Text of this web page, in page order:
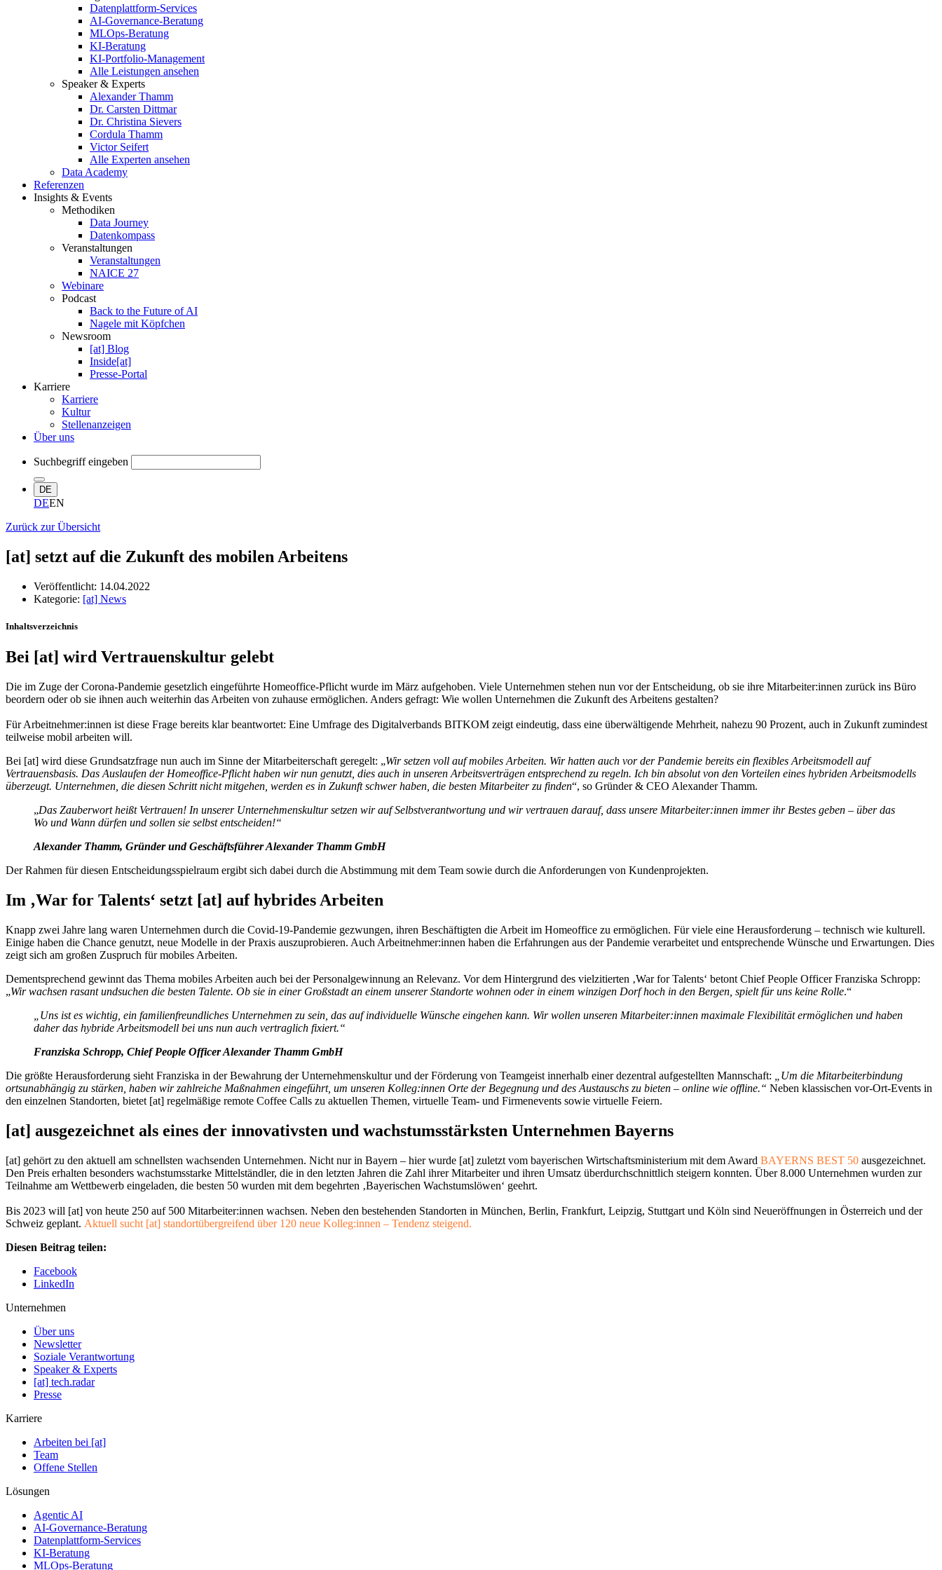
Datenplattform-Services
AI-Governance-Beratung
MLOps-Beratung
KI-Beratung
KI-Portfolio-Management
Alle Leistungen ansehen
Speaker & Experts
Alexander Thamm
Dr. Carsten Dittmar
Dr. Christina Sievers
Cordula Thamm
Victor Seifert
Alle Experten ansehen
Data Academy
Referenzen
Insights & Events
Methodiken
Data Journey
Datenkompass
Veranstaltungen
Veranstaltungen
NAICE 27
Webinare
Podcast
Back to the Future of AI
Nagele mit Köpfchen
Newsroom
[at] Blog
Inside[at]
Presse-Portal
Karriere
Karriere
Kultur
Stellenanzeigen
Über uns
Suchbegriff eingeben
DE
DEEN
Zurück zur Übersicht
[at] setzt auf die Zukunft des mobilen Arbeitens
Veröffentlicht: 14.04.2022
Kategorie: [at] News
Inhaltsverzeichnis
Bei [at] wird Vertrauenskultur gelebt
Die im Zuge der Corona-Pandemie gesetzlich eingeführte Homeoffice-Pflicht wurde im März aufgehoben. Viele Unternehmen stehen nun vor der Entscheidung, ob sie ihre Mitarbeiter:innen zurück ins Büro
beordern oder ob sie ihnen auch weiterhin das Arbeiten von zuhause ermöglichen. Anders gefragt: Wie wollen Unternehmen die Zukunft des Arbeitens gestalten?
Für Arbeitnehmer:innen ist diese Frage bereits klar beantwortet: Eine Umfrage des Digitalverbands BITKOM zeigt eindeutig, dass eine überwältigende Mehrheit, nahezu 90 Prozent, auch in Zukunft zumindest
teilweise mobil arbeiten will.
Bei [at] wird diese Grundsatzfrage nun auch im Sinne der Mitarbeiterschaft geregelt: „Wir setzen voll auf mobiles Arbeiten. Wir hatten auch vor der Pandemie bereits ein flexibles Arbeitsmodell auf
Vertrauensbasis. Das Auslaufen der Homeoffice-Pflicht haben wir nun genutzt, dies auch in unseren Arbeitsverträgen entsprechend zu regeln. Ich bin absolut von den Vorteilen eines hybriden Arbeitsmodells
überzeugt. Unternehmen, die diesen Schritt nicht mitgehen, werden es in Zukunft schwer haben, die besten Mitarbeiter zu finden“, so Gründer & CEO Alexander Thamm.
„Das Zauberwort heißt Vertrauen! In unserer Unternehmenskultur setzen wir auf Selbstverantwortung und wir vertrauen darauf, dass unsere Mitarbeiter:innen immer ihr Bestes geben – über das
Wo und Wann dürfen und sollen sie selbst entscheiden!“
Alexander Thamm, Gründer und Geschäftsführer Alexander Thamm GmbH
Der Rahmen für diesen Entscheidungsspielraum ergibt sich dabei durch die Abstimmung mit dem Team sowie durch die Anforderungen von Kundenprojekten.
Im ‚War for Talents‘ setzt [at] auf hybrides Arbeiten
Knapp zwei Jahre lang waren Unternehmen durch die Covid-19-Pandemie gezwungen, ihren Beschäftigten die Arbeit im Homeoffice zu ermöglichen. Für viele eine Herausforderung – technisch wie kulturell.
Einige haben die Chance genutzt, neue Modelle in der Praxis auszuprobieren. Auch Arbeitnehmer:innen haben die Erfahrungen aus der Pandemie verarbeitet und entsprechende Wünsche und Erwartungen. Dies
zeigt sich am großen Zuspruch für mobiles Arbeiten.
Dementsprechend gewinnt das Thema mobiles Arbeiten auch bei der Personalgewinnung an Relevanz. Vor dem Hintergrund des vielzitierten ‚War for Talents‘ betont Chief People Officer Franziska Schropp:
„Wir wachsen rasant undsuchen die besten Talente. Ob sie in einer Großstadt an einem unserer Standorte wohnen oder in einem winzigen Dorf hoch in den Bergen, spielt für uns keine Rolle.“
„Uns ist es wichtig, ein familienfreundliches Unternehmen zu sein, das auf individuelle Wünsche eingehen kann. Wir wollen unseren Mitarbeiter:innen maximale Flexibilität ermöglichen und haben
daher das hybride Arbeitsmodell bei uns nun auch vertraglich fixiert.“
Franziska Schropp, Chief People Officer Alexander Thamm GmbH
Die größte Herausforderung sieht Franziska in der Bewahrung der Unternehmenskultur und der Förderung von Teamgeist innerhalb einer dezentral aufgestellten Mannschaft:
„Um die Mitarbeiterbindung
ortsunabhängig zu stärken, haben wir zahlreiche Maßnahmen eingeführt, um unseren Kolleg:innen Orte der Begegnung und des Austauschs zu bieten – online wie offline.“ Neben klassischen vor-Ort-Events in
den einzelnen Standorten, bietet [at] regelmäßige remote Coffee Calls zu aktuellen Themen, virtuelle Team- und Firmenevents sowie virtuelle Feiern.
[at] ausgezeichnet als eines der innovativsten und wachstumsstärksten Unternehmen Bayerns
[at] gehört zu den aktuell am schnellsten wachsenden Unternehmen. Nicht nur in Bayern – hier wurde [at] zuletzt vom bayerischen Wirtschaftsministerium mit dem Award BAYERNS BEST 50 ausgezeichnet.
Den Preis erhalten besonders wachstumsstarke Mittelständler, die in den letzten Jahren die Zahl ihrer Mitarbeiter und ihren Umsatz überdurchschnittlich steigern konnten. Über 8.000 Unternehmen wurden zur
Teilnahme am Wettbewerb eingeladen, die besten 50 wurden mit dem begehrten ‚Bayerischen Wachstumslöwen‘ geehrt.
Bis 2023 will [at] von heute 250 auf 500 Mitarbeiter:innen wachsen. Neben den bestehenden Standorten in München, Berlin, Frankfurt, Leipzig, Stuttgart und Köln sind Neueröffnungen in Österreich und der
Schweiz geplant. Aktuell sucht [at] standortübergreifend über 120 neue Kolleg:innen – Tendenz steigend.
Diesen Beitrag teilen:
Facebook
LinkedIn
Unternehmen
Über uns
Newsletter
Soziale Verantwortung
Speaker & Experts
[at] tech.radar
Presse
Karriere
Arbeiten bei [at]
Team
Offene Stellen
Lösungen
Agentic AI
AI-Governance-Beratung
Datenplattform-Services
KI-Beratung
MLOps-Beratung